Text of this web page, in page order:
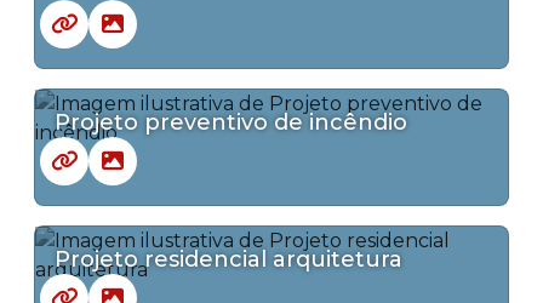
Projeto preventivo de incêndio
Projeto residencial arquitetura